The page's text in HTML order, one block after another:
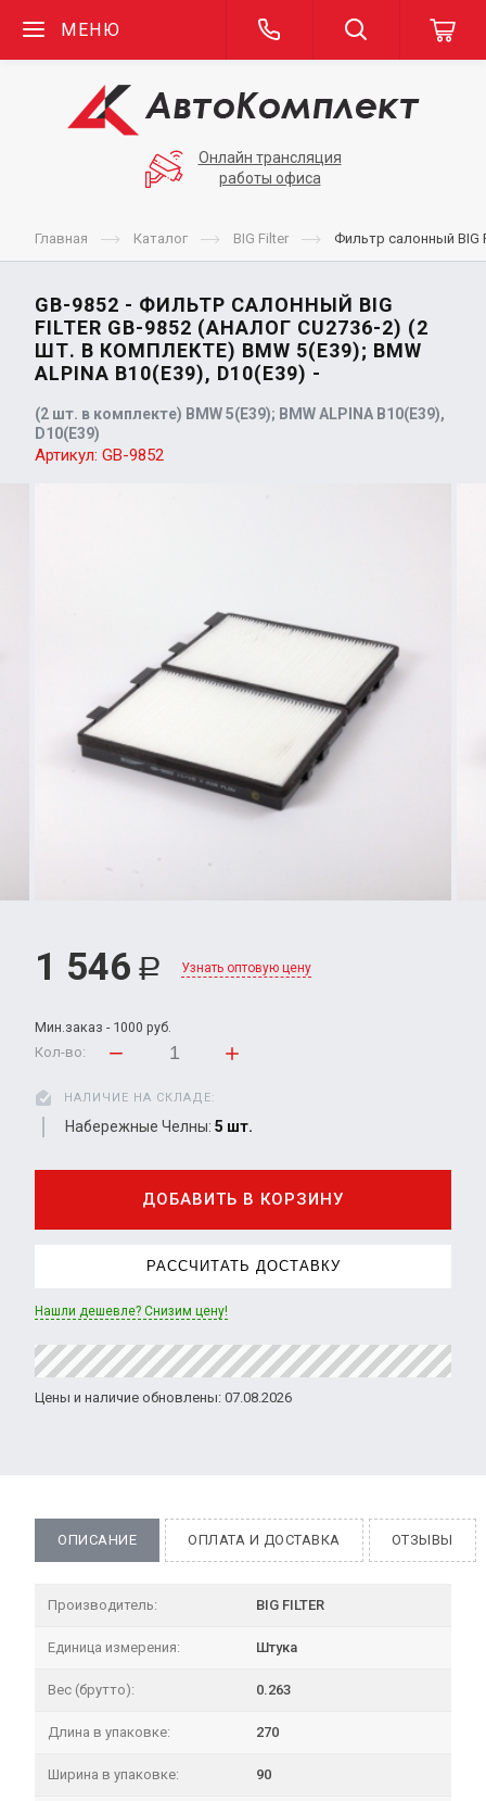
МЕНЮ
Онлайн трансляция
работы офиса
Главная Каталог BIG Filter Фильтр салонный BIG
GB-9852 - ФИЛЬТР САЛОННЫЙ BIG
FILTER GB-9852 (АНАЛОГ CU2736-2) (2
ШТ. В КОМПЛЕКТЕ) BMW 5(E39); BMW
ALPINA B10(E39), D10(E39) -
(2 шт. в комплекте) BMW 5(E39); BMW ALPINA B10(E39),
D10(E39)
Артикул: GB-9852
1 546 Р Узнать оптовую цену
Мин.заказ - 1000 руб.
Кол-во:
НАЛИЧИЕ НА СКЛАДЕ:
Набережные Челны: 5 шт.
ДОБАВИТЬ В КОРЗИНУ
РАССЧИТАТЬ ДОСТАВКУ
Нашли дешевле? Снизим цену!
Цены и наличие обновлены: 07.08.2026
ОПИСАНИЕ ОПЛАТА И ДОСТАВКА ОТЗЫВЫ
Производитель: BIG FILTER
Единица измерения: Штука
Вес (брутто): 0.263
Длина в упаковке: 270
Ширина в упаковке: 90